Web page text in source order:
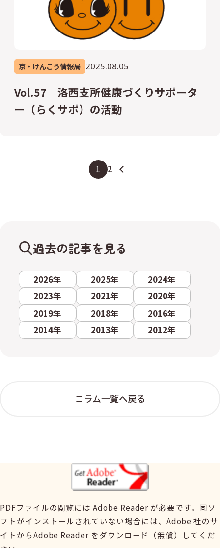
京・けんこう情報局 2025.08.05
Vol.57 洛西支所健康づくりサポータ
ー（らくサポ）の活動
1 2
過去の記事を見る
2026年 2025年
2024年
2023年
2021年
2020年
2019年
2018年
2016年
2014年
2013年 2012年
コラム一覧へ戻る
PDFファイルの閲覧には Adobe Reader が必要です。同ソ
フトがインストールされていない場合には、Adobe 社のサ
イトからAdobe Reader をダウンロード（無償）してくだ